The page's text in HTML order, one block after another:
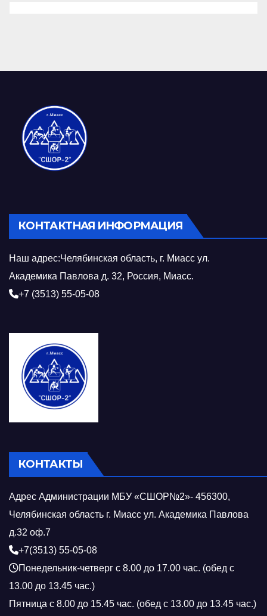
КОНТАКТНАЯ ИНФОРМАЦИЯ
Наш адрес:Челябинская область, г. Миасс ул.
Академика Павлова д. 32, Россия, Миасс.
+7 (3513) 55-05-08
КОНТАКТЫ
Адрес Администрации МБУ «СШОР№2»- 456300,
Челябинская область г. Миасс ул. Академика Павлова
д.32 оф.7
+7(3513) 55-05-08
Понедельник-четверг с 8.00 до 17.00 час. (обед с
13.00 до 13.45 час.)
Пятница с 8.00 до 15.45 час. (обед с 13.00 до 13.45 час.)